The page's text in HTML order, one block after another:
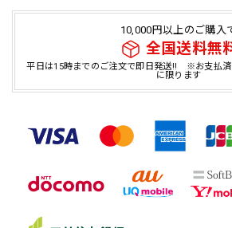
10,000円以上のご購入
全国送料無
平日は15時までのご注文で即日発送!! ※お支払済
に限ります